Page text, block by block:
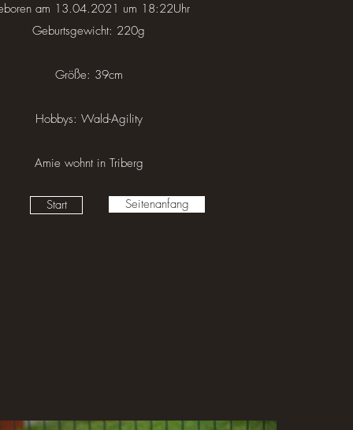
am 13.04.2021 um 18:22Uhr
Geburtsgewicht: 220g
Größe: 39cm
Hobbys: Wald-Agility
Amie wohnt in Triberg
Start Seitenanfang